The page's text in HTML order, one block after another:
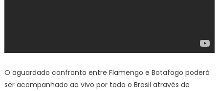
O aguardado confronto entre Flamengo e Botafogo poderá
ser acompanhado ao vivo por todo o Brasil através de